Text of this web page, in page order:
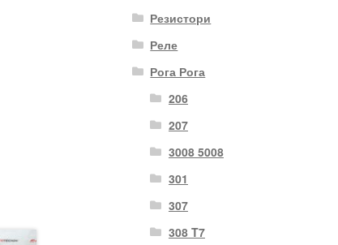
Резистори
Реле
Рога Рога
206
207
3008 5008
301
307
308 T7